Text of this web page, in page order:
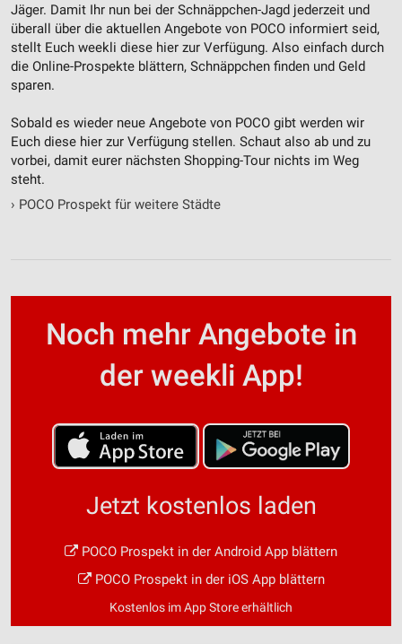
Jäger. Damit Ihr nun bei der Schnäppchen-Jagd jederzeit und
überall über die aktuellen Angebote von POCO informiert seid,
stellt Euch weekli diese hier zur Verfügung. Also einfach durch
die Online-Prospekte blättern, Schnäppchen finden und Geld
sparen.
Sobald es wieder neue Angebote von POCO gibt werden wir
Euch diese hier zur Verfügung stellen. Schaut also ab und zu
vorbei, damit eurer nächsten Shopping-Tour nichts im Weg
steht.
› POCO Prospekt für weitere Städte
Noch mehr Angebote in
der weekli App!
Jetzt kostenlos laden
POCO Prospekt in der Android App blättern
POCO Prospekt in der iOS App blättern
Kostenlos im App Store erhältlich